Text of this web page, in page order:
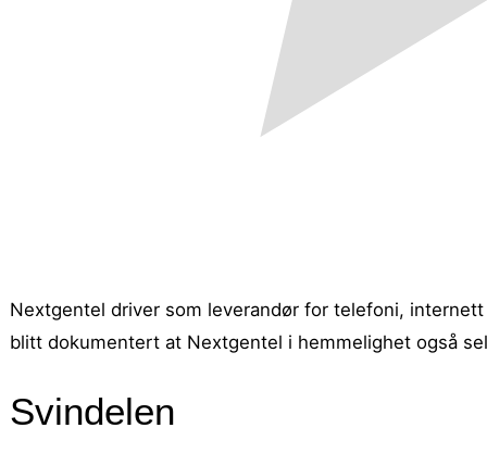
Nextgentel driver som leverandør for telefoni,
blitt dokumentert at Nextgentel i hemmelighet også
Svindelen